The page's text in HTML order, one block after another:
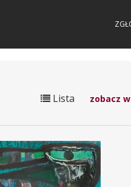
Lista zobacz